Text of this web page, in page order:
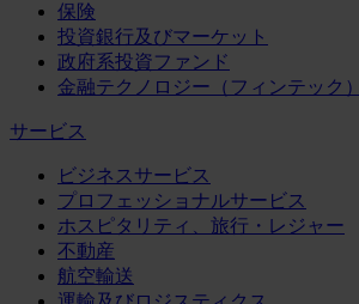
保険
投資銀行及びマーケット
政府系投資ファンド
金融テクノロジー（フィンテック）
サービス
ビジネスサービス
プロフェッショナルサービス
ホスピタリティ、旅行・レジャー
不動産
航空輸送